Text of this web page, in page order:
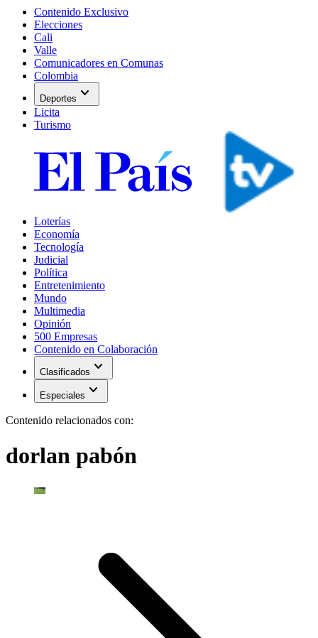
Contenido Exclusivo
Elecciones
Cali
Valle
Comunicadores en Comunas
Colombia
Deportes expand_more
Licita
Turismo
Loterías
Economía
Tecnología
Judicial
Política
Entretenimiento
Mundo
Multimedia
Opinión
500 Empresas
Contenido en Colaboración
Clasificados expand_more
Especiales expand_more
Contenido relacionados con:
dorlan pabón